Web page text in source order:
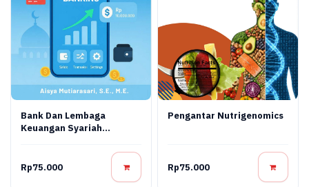
Bank Dan Lembaga
Keuangan Syariah
Rp75.000
Pengantar Nutrigenomics
Rp75.000